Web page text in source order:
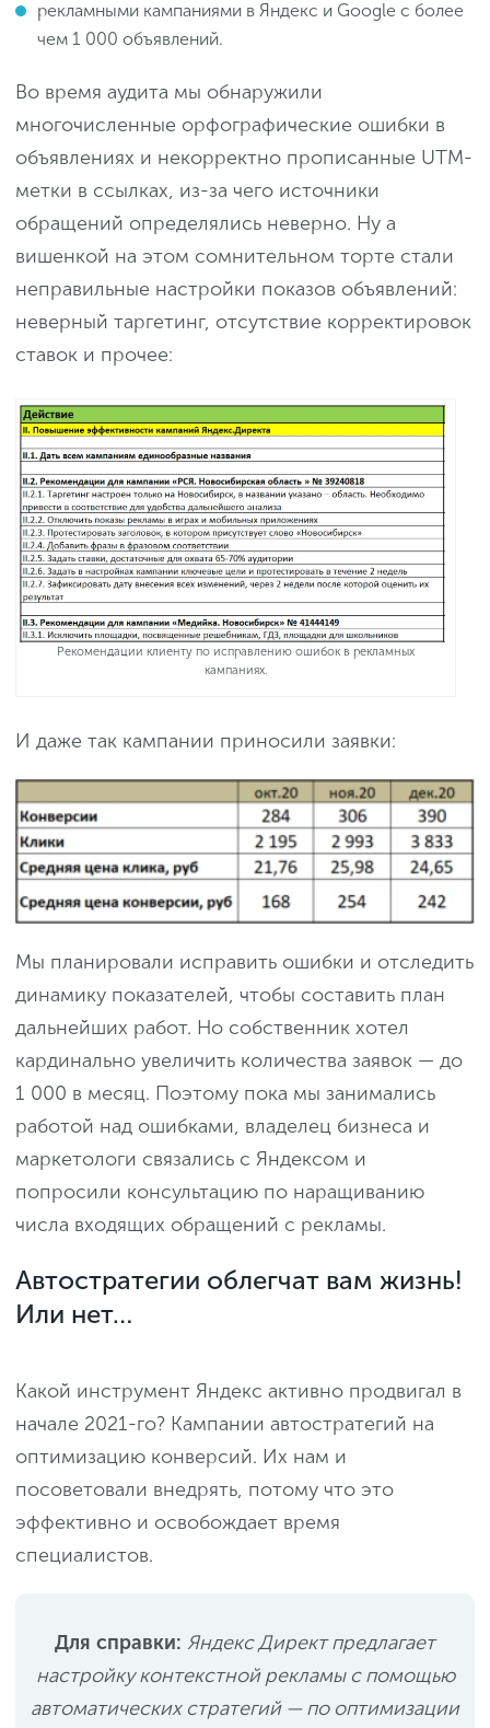
рекламными кампаниями в Яндекс и Google с более
чем 1 000 объявлений.
Во время аудита мы обнаружили
многочисленные орфографические ошибки в
объявлениях и некорректно прописанные UTM-
метки в ссылках, из-за чего источники
обращений определялись неверно. Ну а
вишенкой на этом сомнительном торте стали
неправильные настройки показов объявлений:
неверный таргетинг, отсутствие корректировок
ставок и прочее:
Рекомендации клиенту по исправлению ошибок в рекламных
кампаниях.
И даже так кампании приносили заявки:
Мы планировали исправить ошибки и отследить
динамику показателей, чтобы составить план
дальнейших работ. Но собственник хотел
кардинально увеличить количества заявок — до
1 000 в месяц. Поэтому пока мы занимались
работой над ошибками, владелец бизнеса и
маркетологи связались с Яндексом и
попросили консультацию по наращиванию
числа входящих обращений с рекламы.
Автостратегии облегчат вам жизнь!
Или нет…
Какой инструмент Яндекс активно продвигал в
начале 2021-го? Кампании автостратегий на
оптимизацию конверсий. Их нам и
посоветовали внедрять, потому что это
эффективно и освобождает время
специалистов.
Для справки: Яндекс Директ предлагает
настройку контекстной рекламы с помощью
автоматических стратегий — по оптимизации